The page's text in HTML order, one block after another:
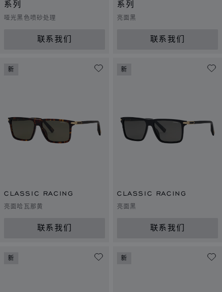
系列
哑光黑色喷砂处理
联系我们
系列
亮面黑
联系我们
新
CLASSIC RACING
亮面哈瓦那黄
联系我们
新
CLASSIC RACING
亮面黑
联系我们
新 新